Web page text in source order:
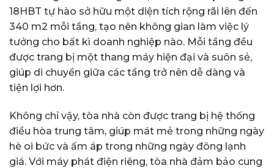
18HBT tự hào sở hữu một diện tích rộng rãi lên đến
340 m2 mỗi tầng, tạo nên không gian làm việc lý
tưởng cho bất kì doanh nghiệp nào. Mỗi tầng đều
được trang bị một thang máy hiện đại và suôn sẻ,
giúp di chuyển giữa các tầng trở nên dễ dàng và
tiện lợi hơn.
Không chỉ vậy, tòa nhà còn được trang bị hệ thống
điều hòa trung tâm, giúp mát mẻ trong những ngày
hè oi bức và ấm áp trong những ngày đông lạnh
giá. Với máy phát điện riêng, tòa nhà đảm bảo cung